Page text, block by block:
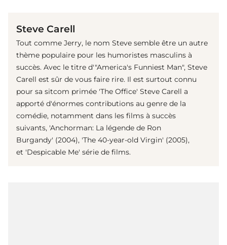
Steve Carell
Tout comme Jerry, le nom Steve semble être un autre
thème populaire pour les humoristes masculins à
succès. Avec le titre d'"America's Funniest Man", Steve
Carell est sûr de vous faire rire. Il est surtout connu
pour sa sitcom primée 'The Office' Steve Carell a
apporté d'énormes contributions au genre de la
comédie, notamment dans les films à succès
suivants, 'Anchorman: La légende de Ron
Burgandy' (2004), 'The 40-year-old Virgin' (2005),
et 'Despicable Me' série de films.